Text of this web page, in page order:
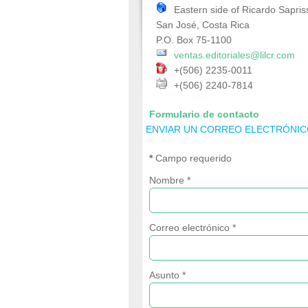
Eastern side of Ricardo
San José, Costa Rica
P.O. Box 75-1100
ventas.editoriales@lilcr.com
+(506) 2235-0011
+(506) 2240-7814
Formulario de contacto
ENVIAR UN CORREO
*Campo requerido
Nombre *
Correo electrónico *
Asunto *